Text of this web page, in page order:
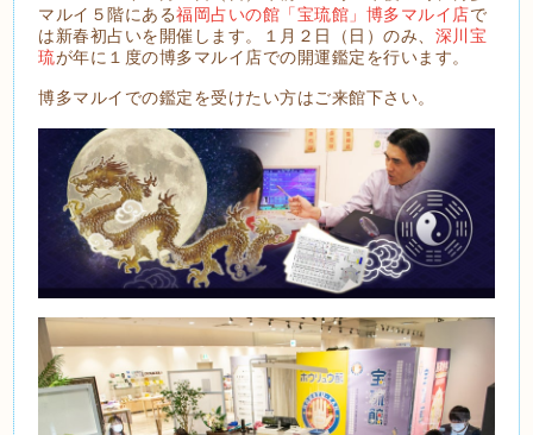
マルイ５階にある福岡占いの館「宝琉館」博多マルイ店で
は新春初占いを開催します。１月２日（日）のみ、 深川宝
琉が年に１度の博多マルイ店での開運鑑定を行います。
博多マルイでの鑑定を受けたい方はご来館下さい。